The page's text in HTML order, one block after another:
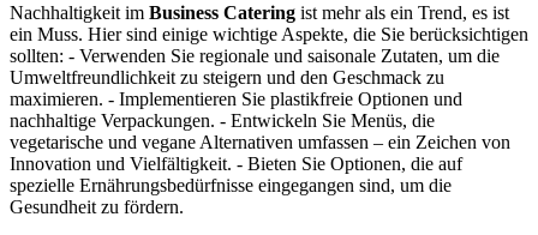
Nachhaltigkeit im Business Catering ist mehr als ein Trend, es ist
ein Muss. Hier sind einige wichtige Aspekte, die Sie berücksichtigen
sollten: - Verwenden Sie regionale und saisonale Zutaten, um die
Umweltfreundlichkeit zu steigern und den Geschmack zu
maximieren. - Implementieren Sie plastikfreie Optionen und
nachhaltige Verpackungen. - Entwickeln Sie Menüs, die
vegetarische und vegane Alternativen umfassen ‒ ein Zeichen von
Innovation und Vielfältigkeit. - Bieten Sie Optionen, die auf
spezielle Ernährungsbedürfnisse eingegangen sind, um die
Gesundheit zu fördern.